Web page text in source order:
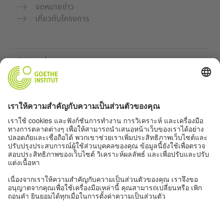
จดหมายข่าว
เกี่ยวกับโครงการ
เว็บไซต์เพิ่มเติม
ฝึกภาษาเยอรมันฟรี
หลักสูตรภาษาเยอรมันของ Goethe-Institut
พอร์ทัลสำหรับครู “Deutschstunde”
ความเป็นส่วนตัวและการเข้าถึง
การตั้งค่าความเป็นส่วนตัว